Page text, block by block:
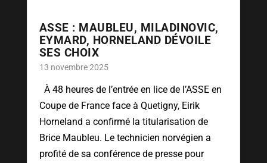
ASSE : MAUBLEU, MILADINOVIC,
EYMARD, HORNELAND DÉVOILE
SES CHOIX
13 novembre 2025
À 48 heures de l’entrée en lice de l’ASSE en
Coupe de France face à Quetigny, Eirik
Horneland a confirmé la titularisation de
Brice Maubleu. Le technicien norvégien a
profité de sa conférence de presse pour